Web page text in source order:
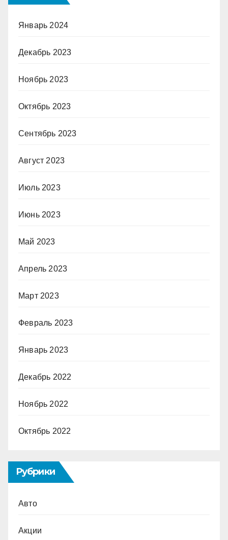
Январь 2024
Декабрь 2023
Ноябрь 2023
Октябрь 2023
Сентябрь 2023
Август 2023
Июль 2023
Июнь 2023
Май 2023
Апрель 2023
Март 2023
Февраль 2023
Январь 2023
Декабрь 2022
Ноябрь 2022
Октябрь 2022
Рубрики
Авто
Акции